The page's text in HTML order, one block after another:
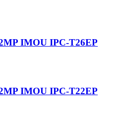
IMOU IPC-T26EP
IMOU IPC-T22EP